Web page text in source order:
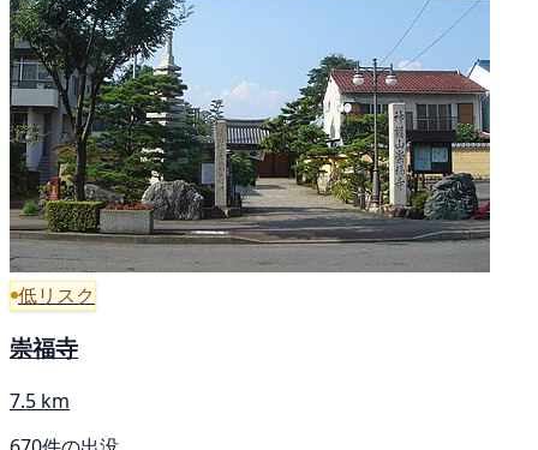
低リスク
崇福寺
7.5 km